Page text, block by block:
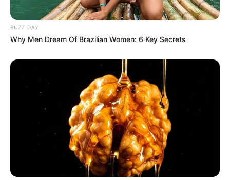
Dia Bukan Ibu Darah Nyai
Andai Ibu Tidak Menikah
BUZZ DAY
Why Men Dream Of Brazilian Women: 6 Key Secrets